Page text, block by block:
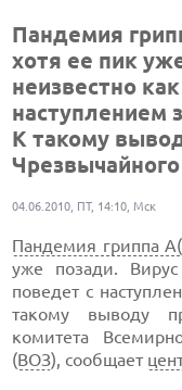
Пандемия
хотя ее пик
неизвестно
К такому
04.06.2010, ПТ, 14:10, Мск
Пандемия гриппа
уже позади.
поведет с
такому выводу
комитета
(ВОЗ), сообщает